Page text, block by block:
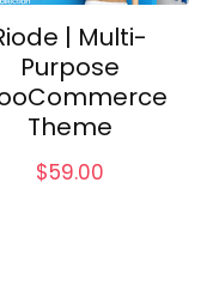
| Multi-
Purpose
Theme
$59.00